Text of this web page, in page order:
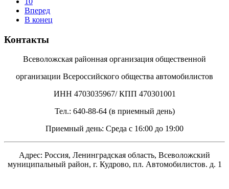
Вперед
В конец
Контакты
Всеволожская районная организация общественной
организации Всероссийского общества автомобилистов
ИНН 4703035967/ КПП 470301001
Тел.: 640-88-64 (в приемный день)
Приемный день: Среда с 16:00 до 19:00
Адрес: Россия, Ленинградская область, Всеволожский
муниципальный район, г. Кудрово, пл. Автомобилистов. д. 1